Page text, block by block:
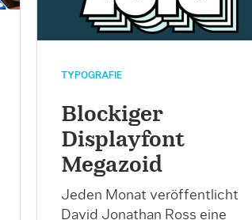
TYPOGRAFIE
Blockiger
Displayfont
Megazoid
Jeden Monat veröffentlicht
David Jonathan Ross eine